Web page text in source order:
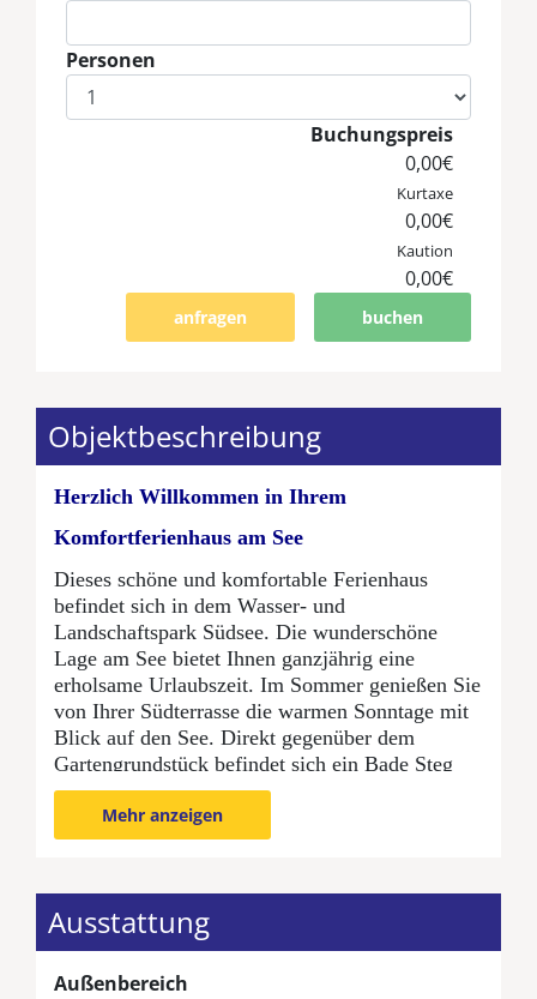
Personen
Eingabe Personen
Buchungspreis
0,00€
Kurtaxe
0,00€
Kaution
0,00€
buchen
anfragen
Objektbeschreibung
Herzlich Willkommen in Ihrem
Komfortferienhaus am See
Dieses schöne und komfortable Ferienhaus
befindet sich in dem Wasser- und
Landschaftspark Südsee. Die wunderschöne
Lage am See bietet Ihnen ganzjährig eine
erholsame Urlaubszeit. Im Sommer genießen Sie
von Ihrer Südterrasse die warmen Sonntage mit
Blick auf den See. Direkt gegenüber dem
Gartengrundstück befindet sich ein Bade Steg
von dem Sie Ihr zum Ferienhaus gehörendes
Kanu zu Wasser lassen können. Im Winter sorgt
der Kaminofen für viel Behaglichkeit. Was kann
bei wohliger Kaminwärme gemütlich zu machen
und vom Sofa aus dem Ausblick auf den
ruhenden See zu genießen.
Das hell und modern ausgestattete Ferienhaus
Mehr anzeigen
Ausstattung
Außenbereich